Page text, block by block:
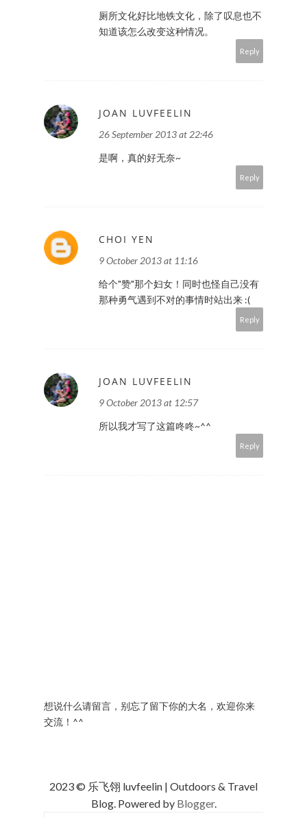
厕所文化好比地铁文化，除了叹息也不
知道该怎么改变这种情况。
Reply
JOAN LUVFEELIN
26 September 2013 at 22:46
是啊，真的好无奈~
Reply
CHOI YEN
9 October 2013 at 11:16
给个"赞"那个妇女！同时也怪自己没有
那种勇气遇到不对的事情时站出来 :(
Reply
JOAN LUVFEELIN
9 October 2013 at 12:57
所以我才写了这篇咚咚~^^
Reply
想说什么请留言，别忘了留下你的大名，欢迎你来
交流！^^
2023 © 乐飞翎 luvfeelin | Outdoors & Travel
Blog. Powered by Blogger.